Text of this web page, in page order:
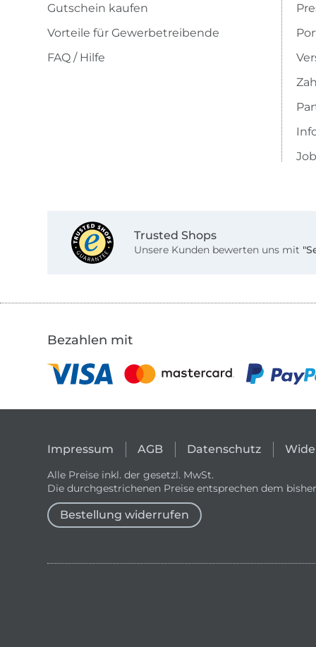
Gutschein kaufen
Vorteile für Gewerbetreibende
FAQ / Hilfe
Trusted Shops
Unsere Kunden bewerten uns mit
Bezahlen mit
Impressum AGB Datenschutz
Alle Preise inkl. der gesetzl. MwSt.
Die durchgestrichenen Preise entsprechen dem
Bestellung widerrufen